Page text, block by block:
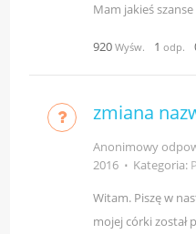
Mam jakieś
920Wyśw. 1 odp.
zmiana
Anonimowy
2016 ⋅ Kategoria:
Witam. Piszę w
mojej córki został